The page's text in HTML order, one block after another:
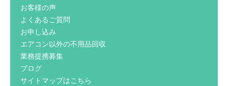
お客様の声
よくあるご質問
お申し込み
エアコン以外の不用品回収
業務提携募集
ブログ
サイトマップはこちら